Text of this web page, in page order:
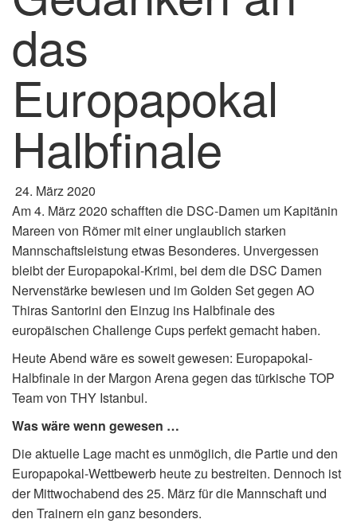
das
Europapokal
Halbfinale
24. März 2020
Am 4. März 2020 schafften die DSC-Damen um Kapitänin
Mareen von Römer mit einer unglaublich starken
Mannschaftsleistung etwas Besonderes. Unvergessen
bleibt der Europapokal-Krimi, bei dem die DSC Damen
Nervenstärke bewiesen und im Golden Set gegen AO
Thiras Santorini den Einzug ins Halbfinale des
europäischen Challenge Cups perfekt gemacht haben.
Heute Abend wäre es soweit gewesen: Europapokal-
Halbfinale in der Margon Arena gegen das türkische TOP
Team von THY Istanbul.
Was wäre wenn gewesen …
Die aktuelle Lage macht es unmöglich, die Partie und den
Europapokal-Wettbewerb heute zu bestreiten. Dennoch ist
der Mittwochabend des 25. März für die Mannschaft und
den Trainern ein ganz besonders.